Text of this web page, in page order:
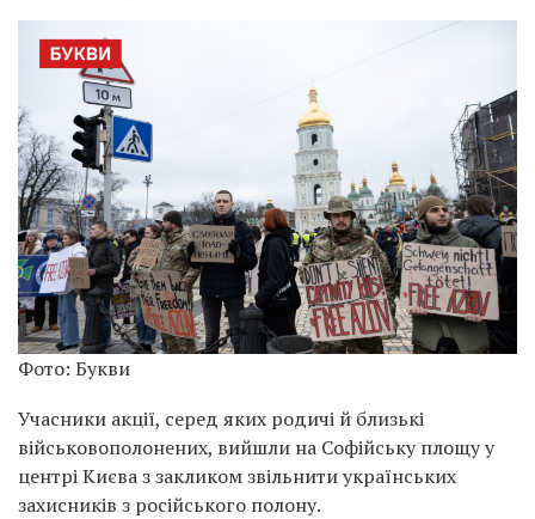
Фото: Букви
Учасники акції, серед яких родичі й близькі
військовополонених, вийшли на Софійську площу у
центрі Києва з закликом звільнити українських
захисників з російського полону.